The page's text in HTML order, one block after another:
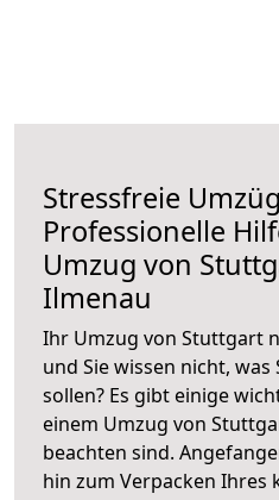
Stressfreie
Professionelle
Umzug von
Ilmenau
Ihr Umzug von Stuttgart
und Sie wissen nicht, was
sollen? Es gibt einige
einem Umzug von
beachten sind.
hin zum Verpacken Ihres